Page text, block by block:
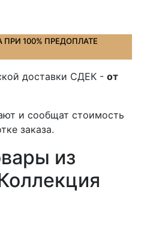
100% ПРЕДОПЛАТЕ
доставки СДЕК - от
и сообщат стоимость
заказа.
из